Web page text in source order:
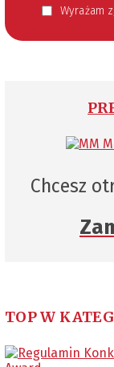
Wyrażam zgodę na otrzymywanie informacji handlowej kierowanej do mnie za pomocą środków
Chcesz
TOP W